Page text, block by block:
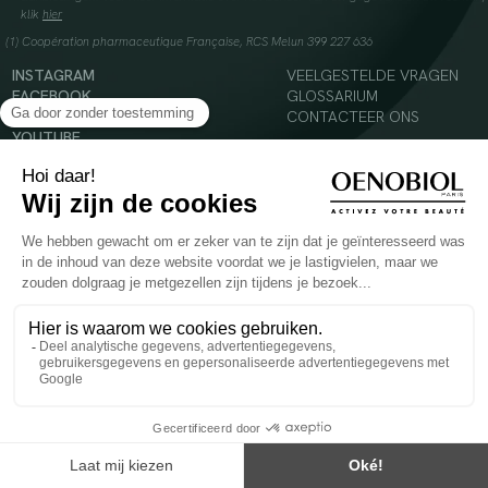
klik hier
(1) Coopération pharmaceutique Française, RCS Melun 399 227 636
INSTAGRAM
FACEBOOK
TIKTOK
YOUTUBE
VEELGESTELDE VRAGEN
GLOSSARIUM
CONTACTEER ONS
Voedingssupplement dat moet worden geconsumeerd als onderdeel van een gevarieerde,
evenwichtige voeding en een gezonde levensstijl. Aanbevolen dagelijkse dosis niet
overschrijden. Enkel voor volwassenen, buiten het bereik van kinderen houden.